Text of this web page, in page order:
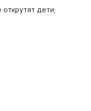
дети;